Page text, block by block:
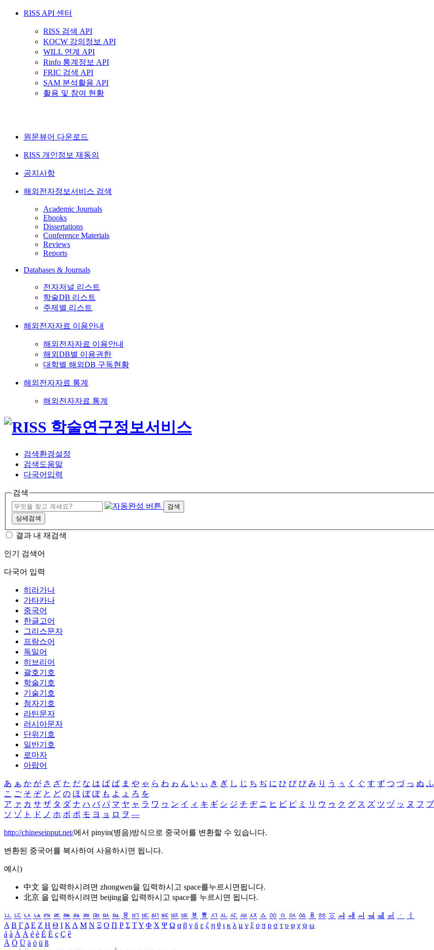
RISS API 센터
RISS 검색 API
KOCW 강의정보 API
WILL 연계 API
Rinfo 통계정보 API
FRIC 검색 API
SAM 분석활용 API
활용 및 참여 현황
원문뷰어 다운로드
RISS 개인정보 재동의
공지사항
해외전자정보서비스 검색
Academic Journals
Ebooks
Dissertations
Conference Materials
Reviews
Reports
Databases & Journals
전자저널 리스트
학술DB 리스트
주제별 리스트
해외전자자료 이용안내
해외전자자료 이용안내
해외DB별 이용권한
대학별 해외DB 구독현황
해외전자자료 통계
해외전자자료 통계
검색환경설정
검색도움말
다국어입력
검색
검색
상세검색
결과 내 재검색
인기 검색어
다국어 입력
히라가나
가타카나
중국어
한글고어
그리스문자
프랑스어
독일어
히브리어
괄호기호
학술기호
기술기호
첨자기호
라틴문자
러시아문자
단위기호
일반기호
로마자
아랍어
あ ぁ か が さ ざ た だ な は ば ぱ ま や ゃ ら わ ゎ ん い ぃ き ぎ し じ ち ぢ に ひ び ぴ み り う ぅ く ぐ す ず つ づ っ ぬ ふ
こ ご そ ぞ と ど の ほ ぼ ぽ も よ ょ ろ を
ア ァ カ サ ザ タ ダ ナ ハ バ パ マ ヤ ャ ラ ワ ヮ ン イ ィ キ ギ シ ジ チ ヂ ニ ヒ ビ ピ ミ リ ウ ゥ ク グ ス ズ ツ ヅ ッ ヌ フ ブ
ソ ゾ ト ド ノ ホ ボ ポ モ ヨ ョ ロ ヲ ―
http://chineseinput.net/에서 pinyin(병음)방식으로 중국어를 변환할 수 있습니다.
변환된 중국어를 복사하여 사용하시면 됩니다.
예시)
中文 을 입력하시려면 zhongwen을 입력하시고 space를누르시면됩니다.
北京 을 입력하시려면 beijing을 입력하시고 space를 누르시면 됩니다.
ㅥ ㅦ ㅧ ㅨ ㅩ ㅪ ㅫ ㅬ ㅭ ㅮ ㅯ ㅰ ㅱ ㅲ ㅳ ㅴ ㅵ ㅶ ㅷ ㅸ ㅹ ㅺ ㅻ ㅼ ㅽ ㅾ ㅿ ㆀ ㆁ ㆂ ㆃ ㆄ ㆅ ㆆ ㆇ ㆈ ㆉ ㆊ ㆋ ㆌ ㆍ
ㆎ
Α Β ΓΔ Ε Ζ Η Θ Ι ΚΛ Μ Ν Ξ Ο Π Ρ Σ ΤΥ Φ Χ Ψ Ω α β γ δ ε ζ η θ ι κ λ μ ν ξ ο π ρ σ τ υ φ χ ψ ω
á à Á À é è É È ç Ç ê
Ä Ö Ü ä ö ü ß